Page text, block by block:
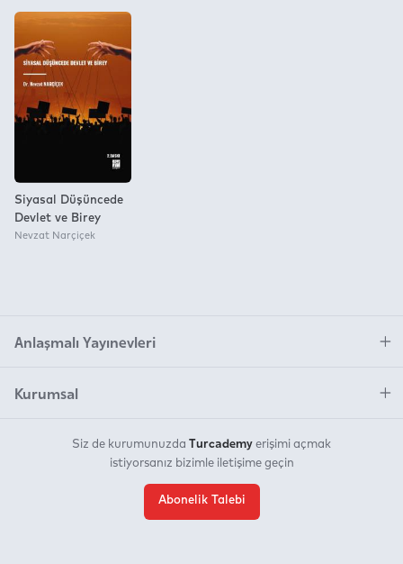
Siyasal Düşüncede
Devlet ve Birey
Nevzat Narçiçek
Anlaşmalı Yayınevleri
Kurumsal
Siz de kurumunuzda Turcademy erişimi açmak
istiyorsanız bizimle iletişime geçin
Abonelik Talebi